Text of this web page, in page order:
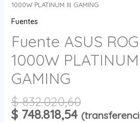
1000W PLATINUM III GAMING
Fuentes
Fuente ASUS
1000W
GAMING
$832.020,60
$748.818,54